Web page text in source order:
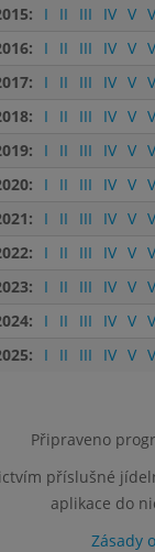
I II III IV V
I II III IV V
I II III IV V
I II III IV V
I II III IV V
I II III IV V
I II III IV V
I II III IV V
I II III IV V
I II III IV V
I II III IV V
Připraveno
příslušné
aplikace do
Zásady